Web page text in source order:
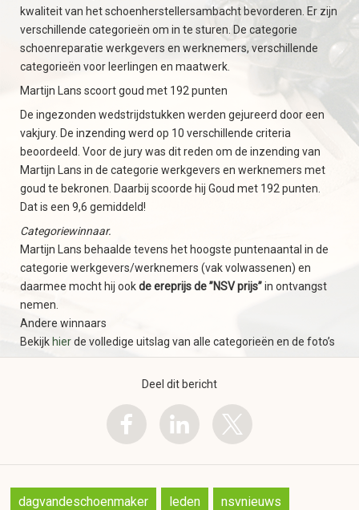
kwaliteit van het schoenherstellersambacht bevorderen. Er zijn
verschillende categorieën om in te sturen. De categorie
schoenreparatie werkgevers en werknemers, verschillende
categorieën voor leerlingen en maatwerk.
Martijn Lans scoort goud met 192 punten
De ingezonden wedstrijdstukken werden gejureerd door een
vakjury. De inzending werd op 10 verschillende criteria
beoordeeld. Voor de jury was dit reden om de inzending van
Martijn Lans in de categorie werkgevers en werknemers met
goud te bekronen. Daarbij scoorde hij Goud met 192 punten.
Dat is een 9,6 gemiddeld!
Categoriewinnaar.
Martijn Lans behaalde tevens het hoogste puntenaantal in de
categorie werkgevers/werknemers (vak volwassenen) en
daarmee mocht hij ookde ereprijs de ”NSV prijs”in ontvangst
nemen.
Andere winnaars
Bekijk hierde volledige uitslag van alle categorieën en de foto’s
Deel dit bericht
dagvandeschoenmaker leden nsvnieuws